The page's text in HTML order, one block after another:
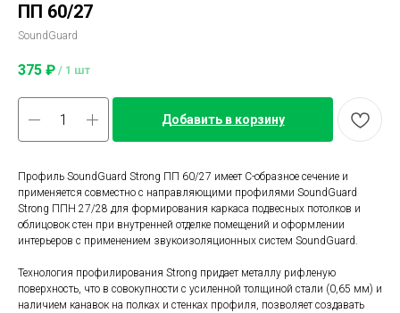
ПП 60/27
SoundGuard
375 ₽ / 1 шт
Добавить в корзину
Профиль SoundGuard Strong ПП 60/27 имеет С-образное сечение и
применяется совместно с направляющими профилями SoundGuard
Strong ППН 27/28 для формирования каркаса подвесных потолков и
облицовок стен при внутренней отделке помещений и оформлении
интерьеров с применением звукоизоляционных систем SoundGuard.
Технология профилирования Strong придает металлу рифленую
поверхность, что в совокупности с усиленной толщиной стали (0,65 мм) и
наличием канавок на полках и стенках профиля, позволяет создавать